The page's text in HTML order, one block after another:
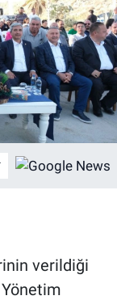
verildiği